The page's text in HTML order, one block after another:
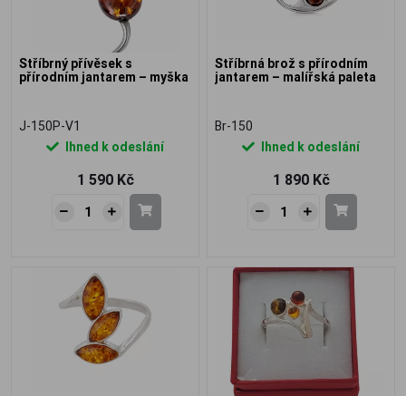
Stříbrný přívěsek s
přírodním jantarem – myška
J-150P-V1
Ihned k odeslání
1 590 Kč
Stříbrná brož s přírodním
jantarem – malířská paleta
Br-150
Ihned k odeslání
1 890 Kč